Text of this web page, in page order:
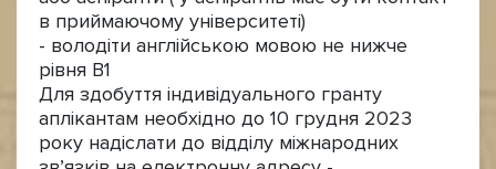
в приймаючому університеті)
- володіти англійською мовою не нижче
рівня В1
Для здобуття індивідуального гранту
аплікантам необхідно до 10 грудня 2023
року надіслати до відділу міжнародних